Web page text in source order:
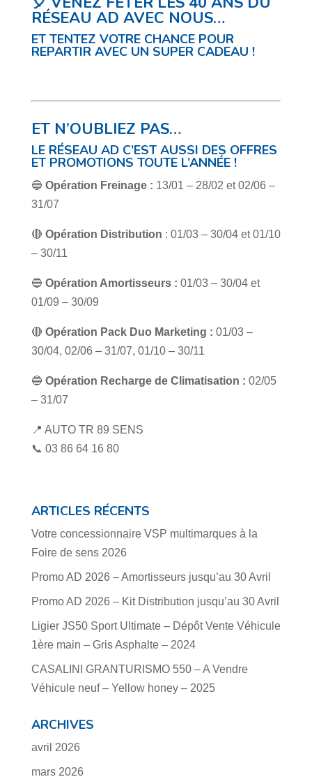
RÉSEAU AD AVEC NOUS…
ET TENTEZ VOTRE CHANCE POUR
REPARTIR AVEC UN SUPER CADEAU !
ET N’OUBLIEZ PAS…
LE RÉSEAU AD C’EST AUSSI DES OFFRES
ET PROMOTIONS TOUTE L’ANNÉE !
🔵 Opération Freinage : 13/01 – 28/02 et 02/06 –
31/07
🔴 Opération Distribution : 01/03 – 30/04 et 01/10
– 30/11
🔵 Opération Amortisseurs : 01/03 – 30/04 et
01/09 – 30/09
🔴 Opération Pack Duo Marketing : 01/03 –
30/04, 02/06 – 31/07, 01/10 – 30/11
🔵 Opération Recharge de Climatisation : 02/05
– 31/07
📍 AUTO TR 89 SENS
📞 03 86 64 16 80
ARTICLES RÉCENTS
Votre concessionnaire VSP multimarques à la
Foire de sens 2026
Promo AD 2026 – Amortisseurs jusqu’au 30 Avril
Promo AD 2026 – Kit Distribution jusqu’au 30 Avril
Ligier JS50 Sport Ultimate – Dépôt Vente Véhicule
1ère main – Gris Asphalte – 2024
CASALINI GRANTURISMO 550 – A Vendre
Véhicule neuf – Yellow honey – 2025
ARCHIVES
avril 2026
mars 2026